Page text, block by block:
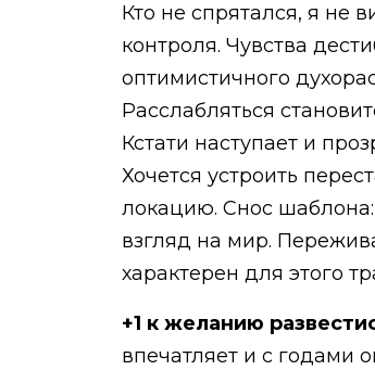
Кто не спрятался, я не
контроля. Чувства
оптимистичного
Расслабляться
Кстати наступает и
Хочется устроить
локацию. Снос
взгляд на мир.
характерен для этого
+1 к желанию
впечатляет и с годами